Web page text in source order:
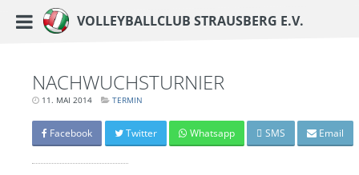
https://www.vc-strausberg.de/wp-content/themes/siehste/images/
Zum
Volleyballclub Strausberg e.V.
Haupt-Menü
NACHWUCHSTURNIER
11. MAI 2014LETZTE
15.
2024
-
UHR
TERMIN
Facebook Twitter Whatsapp SMS Email